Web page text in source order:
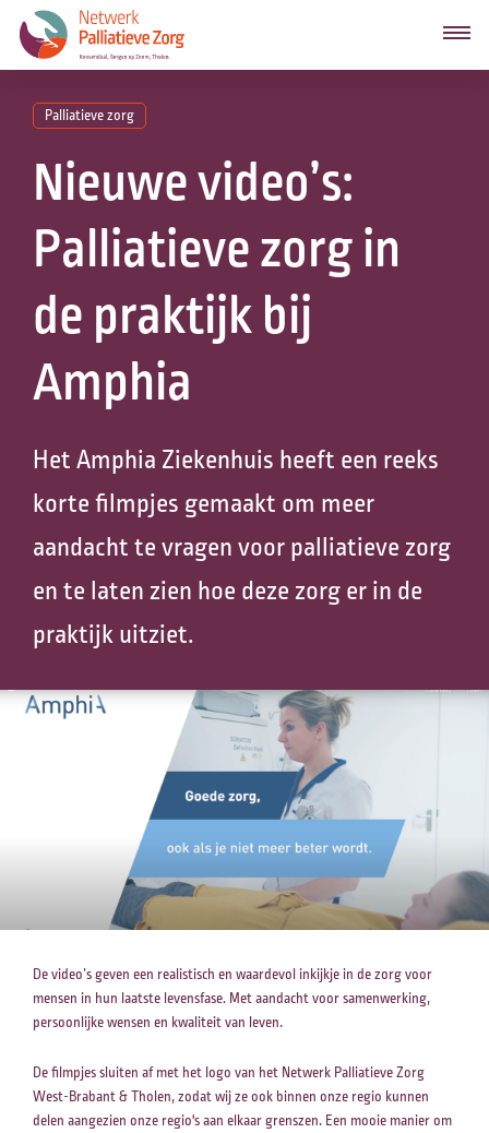
Palliatieve zorg
Nieuwe video’s:
Palliatieve zorg in
de praktijk bij
Amphia
Het Amphia Ziekenhuis heeft een reeks
korte filmpjes gemaakt om meer
aandacht te vragen voor palliatieve zorg
en te laten zien hoe deze zorg er in de
praktijk uitziet.
De video’s geven een realistisch en waardevol inkijkje in de zorg voor
mensen in hun laatste levensfase. Met aandacht voor samenwerking,
persoonlijke wensen en kwaliteit van leven.
De filmpjes sluiten af met het logo van het Netwerk Palliatieve Zorg
West-Brabant & Tholen, zodat wij ze ook binnen onze regio kunnen
delen aangezien onze regio's aan elkaar grenszen. Een mooie manier om